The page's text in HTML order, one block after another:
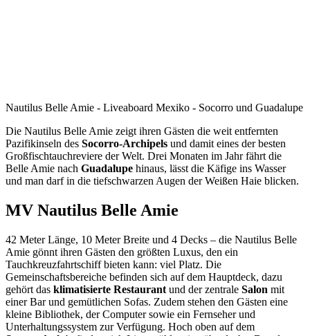
Nautilus Belle Amie - Liveaboard Mexiko - Socorro und Guadalupe
Die Nautilus Belle Amie zeigt ihren Gästen die weit entfernten
Pazifikinseln des Socorro-Archipels und damit eines der besten
Großfischtauchreviere der Welt. Drei Monaten im Jahr fährt die
Belle Amie nach Guadalupe hinaus, lässt die Käfige ins Wasser
und man darf in die tiefschwarzen Augen der Weißen Haie blicken.
MV Nautilus Belle Amie
42 Meter Länge, 10 Meter Breite und 4 Decks – die Nautilus Belle
Amie gönnt ihren Gästen den größten Luxus, den ein
Tauchkreuzfahrtschiff bieten kann: viel Platz. Die
Gemeinschaftsbereiche befinden sich auf dem Hauptdeck, dazu
gehört das klimatisierte Restaurant und der zentrale Salon mit
einer Bar und gemütlichen Sofas. Zudem stehen den Gästen eine
kleine Bibliothek, der Computer sowie ein Fernseher und
Unterhaltungssystem zur Verfügung. Hoch oben auf dem